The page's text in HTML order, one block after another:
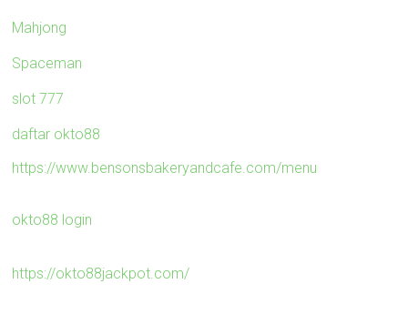
Mahjong
Spaceman
slot 777
daftar okto88
https://www.bensonsbakeryandcafe.com/menu
okto88 login
https://okto88jackpot.com/